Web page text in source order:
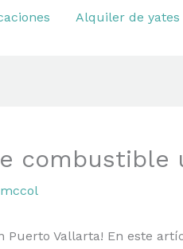
Alquiler de yates
combustible
Puerto Vallarta! En este